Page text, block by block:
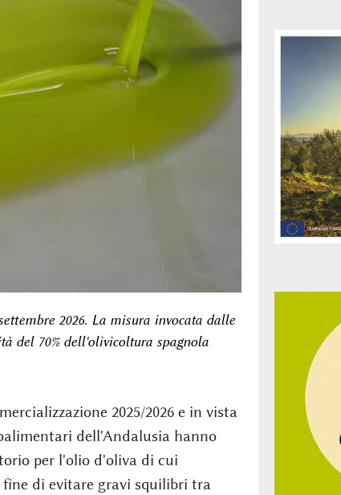
2026. La misura invocata dalle
del 70% dell'olivicoltura spagnola
2025/2026 e in vista
dell'Andalusia hanno
per l'olio d'oliva di cui
fine di evitare gravi squilibri tra